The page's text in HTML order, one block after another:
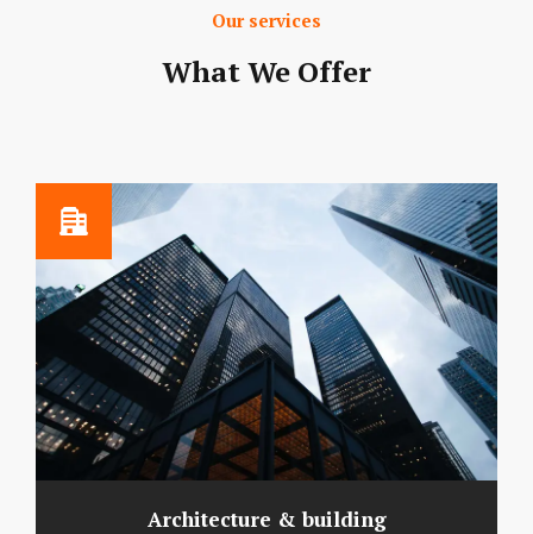
Our services
What We Offer
Architecture & building